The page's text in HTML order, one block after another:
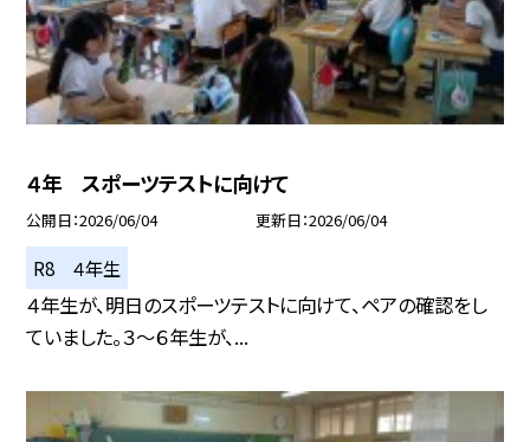
４年 スポーツテストに向けて
公開日 2026/06/04 更新日 2026/06/04
R8 ４年生
４年生が、明日のスポーツテストに向けて、ペアの確認をし
ていました。３～６年生が、...